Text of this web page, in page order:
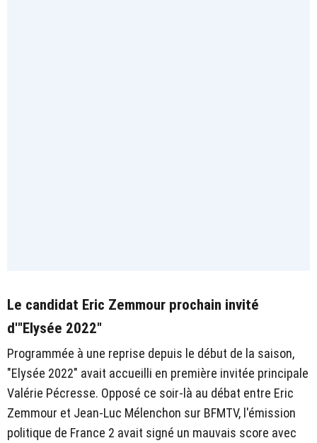
Le candidat Eric Zemmour prochain invité
d'"Elysée 2022"
Programmée à une reprise depuis le début de la saison,
"Elysée 2022" avait accueilli en première invitée principale
Valérie Pécresse. Opposé ce soir-là au débat entre Eric
Zemmour et Jean-Luc Mélenchon sur BFMTV, l'émission
politique de France 2 avait signé un mauvais score avec